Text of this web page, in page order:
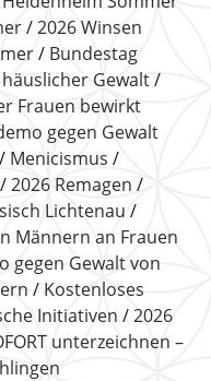
2026 Winsen
Bundestag
Gewalt
Frauen bewirkt
gegen Gewalt
Menicismus
2026 Remagen
Lichtenau
Männern an Frauen
gegen Gewalt von
Kostenloses
Initiativen
2026
unterzeichnen –